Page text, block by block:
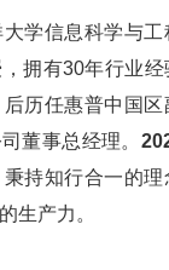
学信息科学与
拥有30年行业
历任惠普中国
董事总经理。
秉持知行合一的
生产力。